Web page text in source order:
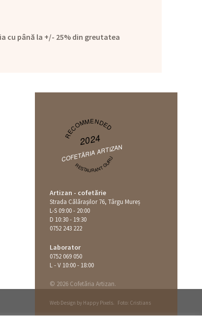
cu până la +/- 25% din greutatea
RECOMMENDED
2024
COFETĂRIA ARTIZAN
RESTAURANT GURU
Artizan - cofetărie
Strada Călăraşilor 76, Târgu Mureș
L-S 09:00 - 20:00
D 10:30 - 19:30
0752 243 222
Laborator
0752 069 050
L - V 10:00 - 18:00
© 2026 Cofetăria Artizan.
Web Design by Happy Pixels. Foto: Cristians